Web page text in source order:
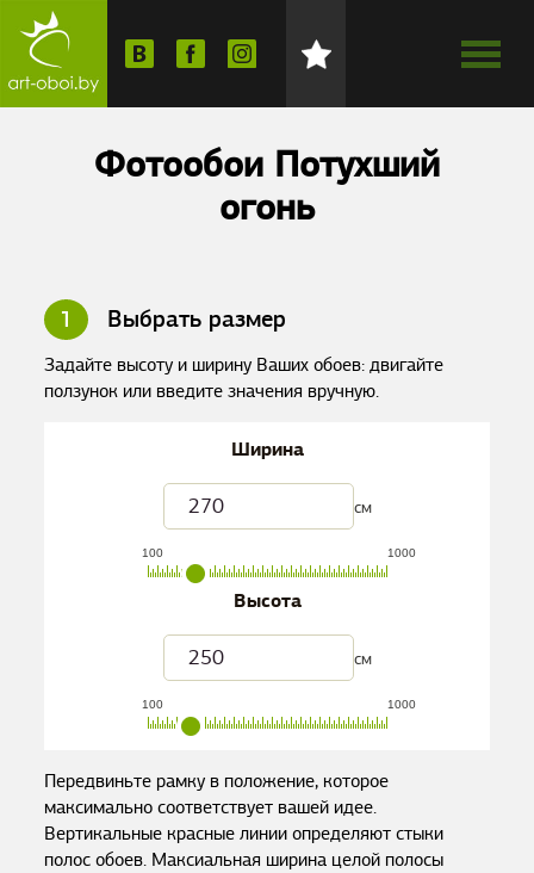
Фотообои Потухший
огонь
1 Выбрать размер
Задайте высоту и ширину Ваших обоев: двигайте
ползунок или введите значения вручную.
Ширина
см
100 1000
Высота
см
100 1000
Передвиньте рамку в положение, которое
максимально соответствует вашей идее.
Вертикальные красные линии определяют стыки
полос обоев. Максиальная ширина целой полосы